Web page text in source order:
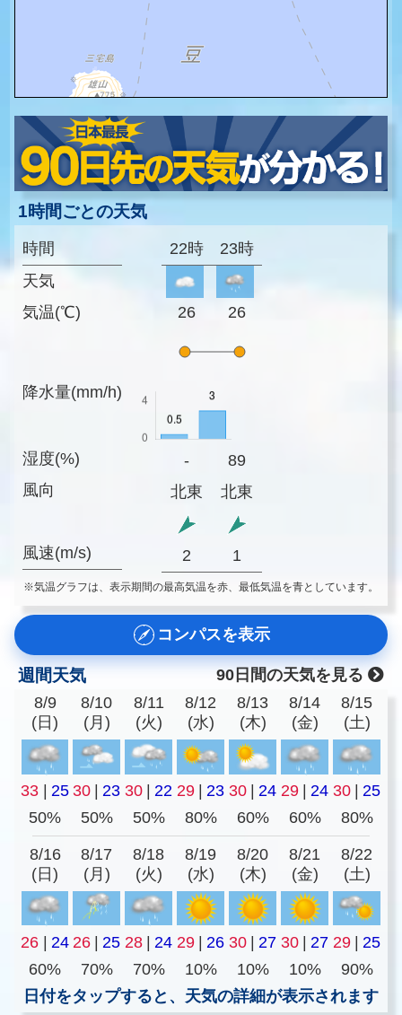
1時間ごとの天気
時間
天気
気温(℃)
降水量(mm/h)
湿度(%)
風向
風速(m/s)
22時 23時
26 26
-
89
北東
北東
2 1
※気温グラフは、表示期間の最高気温を赤、最低気温を青としています。
コンパスを表示
週間天気
90日間の天気を見る
8/9
(日)
8/10
(月)
8/11
(火)
8/12
(水)
8/13
(木)
8/14
(金)
8/15
(土)
33 25 30 23 30 22 29 23 30 24 29 24 30
25
50%
50% 50% 80% 60% 60% 80%
8/16
(日)
8/17
(月)
8/18
(火)
8/19
(水)
8/20
(木)
8/21
(金)
8/22
(土)
26 | 24 26 | 25 28 | 24 29 | 26 30 | 27 30 | 27 29 | 25
60%
70% 70% 10% 10% 10%
90%
日付をタップすると、天気の詳細が表示されます